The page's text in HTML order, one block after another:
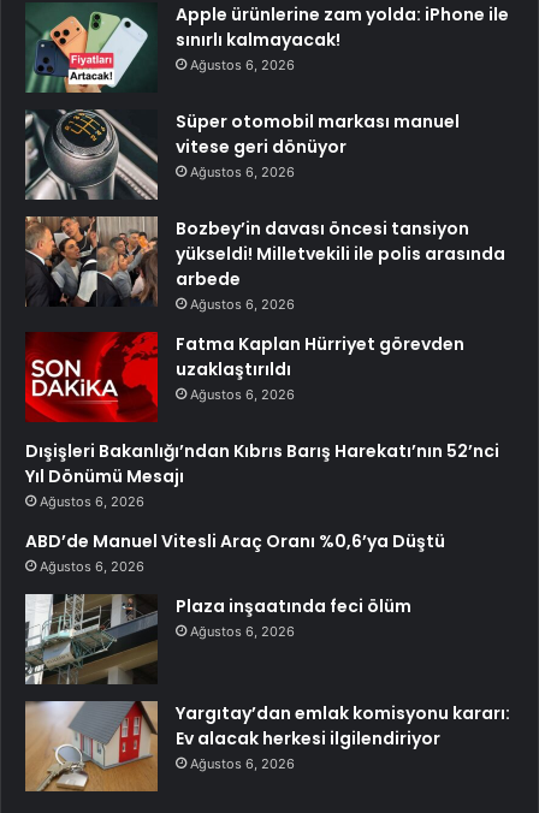
Apple ürünlerine zam yolda: iPhone ile
sınırlı kalmayacak!
Ağustos 6, 2026
Süper otomobil markası manuel
vitese geri dönüyor
Ağustos 6, 2026
Bozbey’in davası öncesi tansiyon
yükseldi! Milletvekili ile polis arasında
arbede
Ağustos 6, 2026
Fatma Kaplan Hürriyet görevden
uzaklaştırıldı
Ağustos 6, 2026
Dışişleri Bakanlığı’ndan Kıbrıs Barış Harekatı’nın 52’nci
Yıl Dönümü Mesajı
Ağustos 6, 2026
ABD’de Manuel Vitesli Araç Oranı %0,6’ya Düştü
Ağustos 6, 2026
Plaza inşaatında feci ölüm
Ağustos 6, 2026
Yargıtay’dan emlak komisyonu kararı:
Ev alacak herkesi ilgilendiriyor
Ağustos 6, 2026